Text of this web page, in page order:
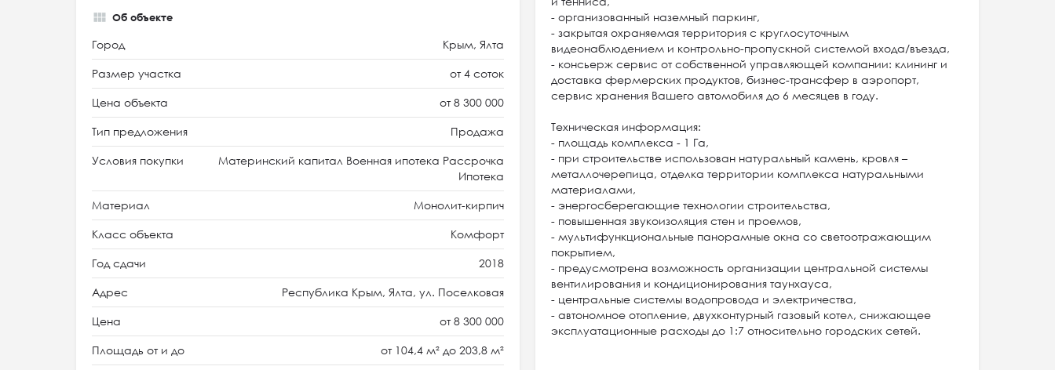
- организованный наземный паркинг,
- закрытая охраняемая территория с круглосуточным
видеонаблюдением и контрольно-пропускной системой входа/въезда,
- консьерж сервис от собственной управляющей компании: клининг и
доставка фермерских продуктов, бизнес-трансфер в аэропорт,
сервис хранения Вашего автомобиля до 6 месяцев в году.
Техническая информация:
- площадь комплекса - 1 Га,
- при строительстве использован натуральный камень, кровля –
металлочерепица, отделка территории комплекса натуральными
материалами,
- энергосберегающие технологии строительства,
- повышенная звукоизоляция стен и проемов,
- мультифункциональные панорамные окна со светоотражающим
покрытием,
- предусмотрена возможность организации центральной системы
вентилирования и кондиционирования таунхауса,
- центральные системы водопровода и электричества,
- автономное отопление, двухконтурный газовый котел, снижающее
эксплуатационные расходы до 1:7 относительно городских сетей.
Об объекте
Город Крым, Ялта
Размер участка от 4 соток
Цена объекта от 8 300 000
Тип предложения Продажа
Условия покупки
Материнский капитал Военная ипотека Рассрочка
Ипотека
Материал Монолит-кирпич
Класс объекта Комфорт
Год сдачи 2018
Адрес Республика Крым, Ялта, ул. Поселковая
Цена от 8 300 000
Площадь от и до от 104,4 м² до 203,8 м²